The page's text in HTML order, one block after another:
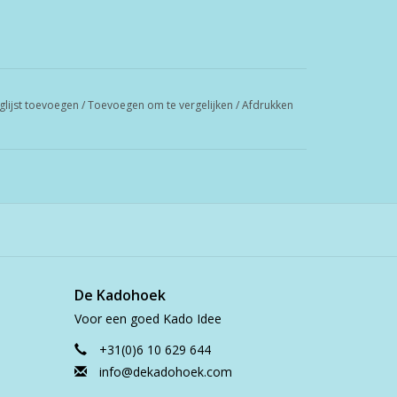
toevoegen /Toevoegen om te vergelijken /Afdrukken
De Kadohoek
Voor een goed Kado Idee
+31(0)6 10 629 644
info@dekadohoek.com